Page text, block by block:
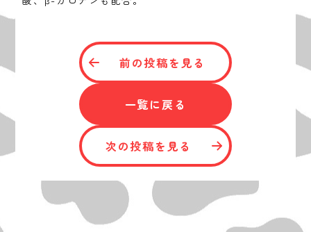
前の投稿を見る
一覧に戻る
次の投稿を見る